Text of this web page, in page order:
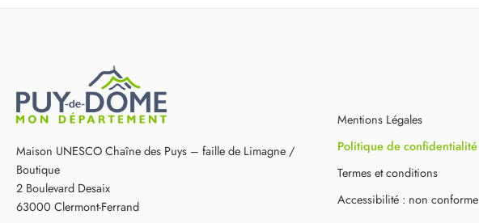
Maison UNESCO Chaîne des Puys – faille de Limagne /
Boutique
2 Boulevard Desaix
63000 Clermont-Ferrand
Mentions Légales
Politique de confidentialité
Termes et conditions
Accessibilité : non conforme